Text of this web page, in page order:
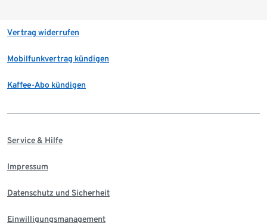
Vertrag widerrufen
Mobilfunkvertrag kündigen
Kaffee-Abo kündigen
Service & Hilfe
Impressum
Datenschutz und Sicherheit
Einwilligungsmanagement